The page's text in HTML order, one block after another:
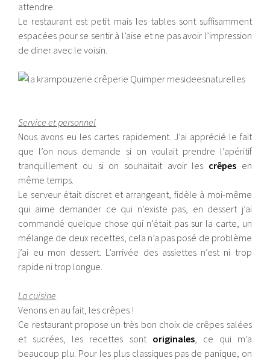
attendre.
Le restaurant est petit mais les tables sont suffisamment
espacées pour se sentir à l’aise et ne pas avoir l’impression
de diner avec le voisin.
Service et personnel
Nous avons eu les cartes rapidement. J’ai apprécié le fait
que l’on nous demande si on voulait prendre l’apéritif
tranquillement ou si on souhaitait avoir les crêpes en
même temps.
Le serveur était discret et arrangeant, fidèle à moi-même
qui aime demander ce qui n’existe pas, en dessert j’ai
commandé quelque chose qui n’était pas sur la carte, un
mélange de deux recettes, cela n’a pas posé de problème
j’ai eu mon dessert. L’arrivée des assiettes n’est ni trop
rapide ni trop longue.
La cuisine
Venons en au fait, les crêpes !
Ce restaurant propose un très bon choix de crêpes salées
et sucrées, les recettes sont originales, ce qui m’a
beaucoup plu. Pour les plus classiques pas de panique, on